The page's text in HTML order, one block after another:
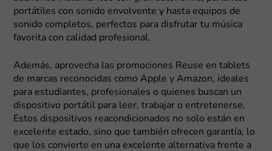
portátiles con sonido envolvente y hasta equipos de
sonido completos, perfectos para disfrutar tu música
favorita con calidad profesional.
Además, aprovecha las promociones Reuse en tablets
de marcas reconocidas como Apple y Amazon, ideales
para estudiantes, profesionales o quienes buscan un
dispositivo portátil para leer, trabajar o entretenerse.
Estos dispositivos reacondicionados no solo están en
excelente estado, sino que también ofrecen garantía, lo
que los convierte en una excelente alternativa frente a